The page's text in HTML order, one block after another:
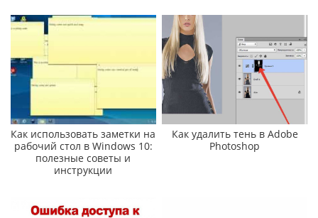
Как использовать заметки на
рабочий стол в Windows 10:
полезные советы и
инструкции
Как удалить тень в Adobe
Photoshop